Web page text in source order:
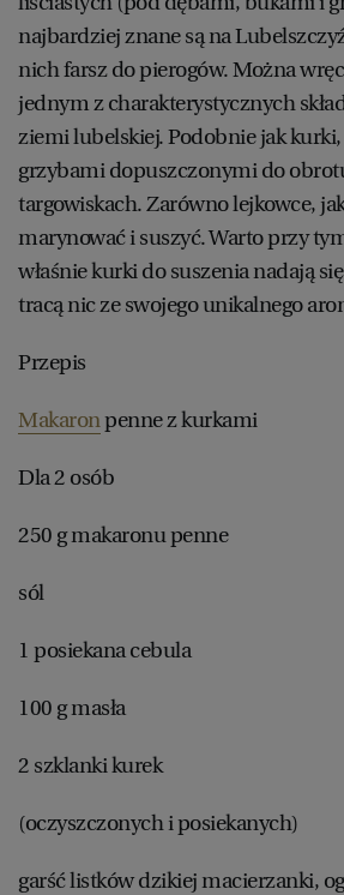
najbardziej znane są na
nich farsz do pierogów. Można
jednym z charakterystycznych
ziemi lubelskiej. Podobnie jak kurki,
grzybami dopuszczonymi do
targowiskach. Zarówno lejkowce,
marynować i suszyć. Warto przy
właśnie kurki do suszenia nadają
tracą nic ze swojego unikalnego
Przepis
Makaronpenne z kurkami
Dla 2 osób
250 g makaronu penne
sól
1 posiekana cebula
100 g masła
2 szklanki kurek
(oczyszczonych i posiekanych)
garść listków dzikiej macierzanki,